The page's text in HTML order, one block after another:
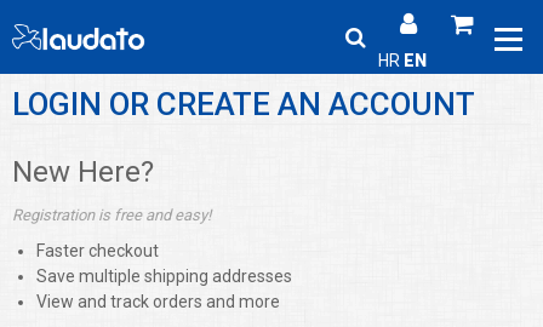
HR EN
LOGIN OR CREATE AN ACCOUNT
New Here?
Registration is free and easy!
Faster checkout
Save multiple shipping addresses
View and track orders and more